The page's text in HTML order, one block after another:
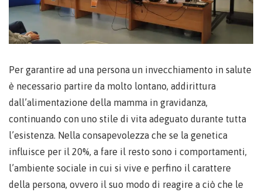
Per garantire ad una persona un invecchiamento in salute
è necessario partire da molto lontano, addirittura
dall’alimentazione della mamma in gravidanza,
continuando con uno stile di vita adeguato durante tutta
l’esistenza. Nella consapevolezza che se la genetica
influisce per il 20%, a fare il resto sono i comportamenti,
l’ambiente sociale in cui si vive e perfino il carattere
della persona, ovvero il suo modo di reagire a ciò che le